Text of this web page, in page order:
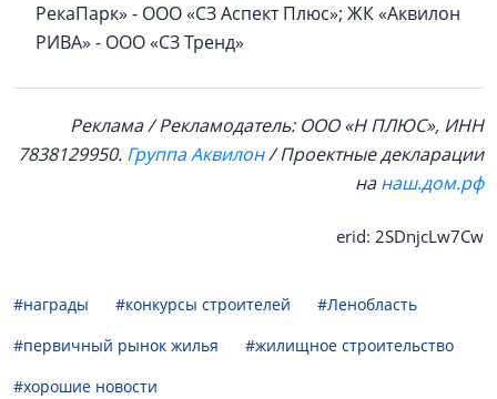
РекаПарк» - ООО «СЗ Аспект Плюс»; ЖК «Аквилон
РИВА» - ООО «СЗ Тренд»
Реклама / Рекламодатель: ООО «Н ПЛЮС», ИНН
7838129950. Группа Аквилон/ Проектные декларации
нанаш.дом.рф
erid: 2SDnjcLw7Cw
#награды #конкурсы строителей
#Ленобласть
#первичный рынок жилья
#жилищное строительство
#хорошие новости